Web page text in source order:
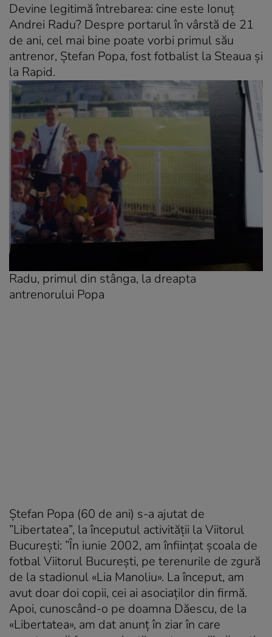
Devine legitimă întrebarea: cine este Ionuț
Andrei Radu? Despre portarul în vârstă de 21
de ani, cel mai bine poate vorbi primul său
antrenor, Ștefan Popa, fost fotbalist la Steaua și
la Rapid.
Radu, primul din stânga, la dreapta
antrenorului Popa
Ștefan Popa (60 de ani) s-a ajutat de
”Libertatea”, la începutul activității la Viitorul
București: ”În iunie 2002, am înființat școala de
fotbal Viitorul București, pe terenurile de zgură
de la stadionul «Lia Manoliu». La început, am
avut doar doi copii, cei ai asociaților din firmă.
Apoi, cunoscând-o pe doamna Dăescu, de la
«Libertatea», am dat anunț în ziar în care